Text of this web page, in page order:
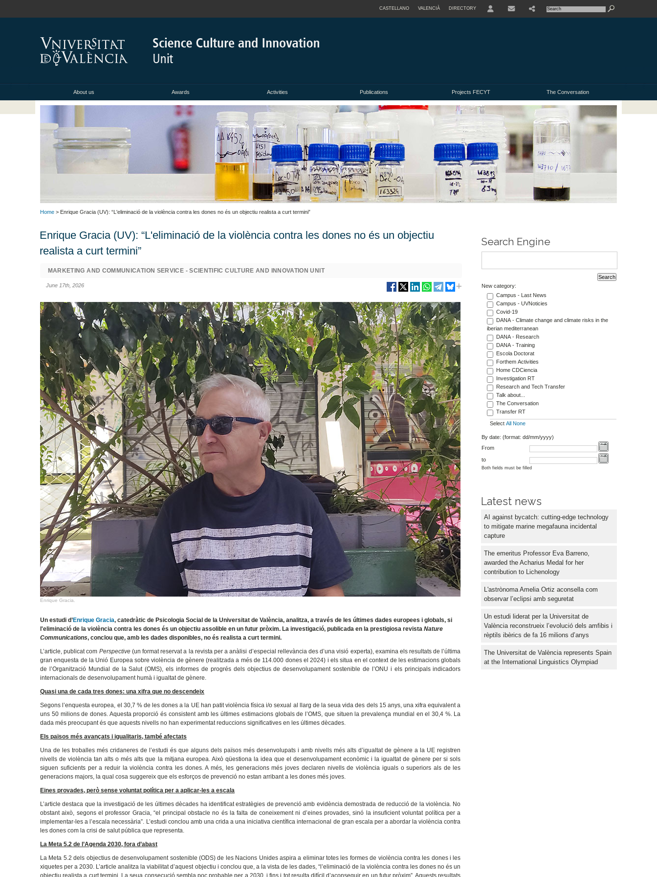
CASTELLANO VALENCIÀ DIRECTORY
About us Awards Activities Publications Projects FECYT The Conversation
Home > Enrique Gracia (UV): “L'eliminació de la violència contra les dones no és un objectiu realista a curt termini”
Enrique Gracia (UV): “L'eliminació de la violència contra les dones no és un objectiu
realista a curt termini”
MARKETING AND COMMUNICATION SERVICE - SCIENTIFIC CULTURE AND INNOVATION UNIT
June 17th, 2026
Enrique Gracia.
Un estudi d’Enrique Gracia, catedràtic de Psicologia Social de la Universitat de València, analitza, a través de les últimes dades europees i globals, si
l'eliminació de la violència contra les dones és un objectiu assolible en un futur pròxim. La investigació, publicada en la prestigiosa revistaNature
Communications, conclou que, amb les dades disponibles, no és realista a curt termini.
L’article, publicat com Perspective (un format reservat a la revista per a anàlisi d’especial rellevància des d’una visió experta), examina els resultats de l’última
gran enquesta de la Unió Europea sobre violència de gènere (realitzada a més de 114.000 dones el 2024) i els situa en el context de les estimacions globals
de l’Organització Mundial de la Salut (OMS), els informes de progrés dels objectius de desenvolupament sostenible de l’ONU i els principals indicadors
internacionals de desenvolupament humà i igualtat de gènere.
Quasi una de cada tres dones: una xifra que no descendeix
Segons l’enquesta europea, el 30,7 % de les dones a la UE han patit violència física i/o sexual al llarg de la seua vida des dels 15 anys, una xifra equivalent a
uns 50 milions de dones. Aquesta proporció és consistent amb les últimes estimacions globals de l’OMS, que situen la prevalença mundial en el 30,4 %. La
dada més preocupant és que aquests nivells no han experimentat reduccions significatives en les últimes dècades.
Els països més avançats i igualitaris, també afectats
Una de les troballes més cridaneres de l’estudi és que alguns dels països més desenvolupats i amb nivells més alts d’igualtat de gènere a la UE registren
nivells de violència tan alts o més alts que la mitjana europea. Això qüestiona la idea que el desenvolupament econòmic i la igualtat de gènere per si sols
siguen suficients per a reduir la violència contra les dones. A més, les generacions més joves declaren nivells de violència iguals o superiors als de les
generacions majors, la qual cosa suggereix que els esforços de prevenció no estan arribant a les dones més joves.
Eines provades, però sense voluntat política per a aplicar-les a escala
L’article destaca que la investigació de les últimes dècades ha identificat estratègies de prevenció amb evidència demostrada de reducció de la violència. No
obstant això, segons el professor Gracia, “el principal obstacle no és la falta de coneixement ni d’eines provades, sinó la insuficient voluntat política per a
implementar-les a l’escala necessària”. L’estudi conclou amb una crida a una iniciativa científica internacional de gran escala per a abordar la violència contra
les dones com la crisi de salut pública que representa.
La Meta 5.2 de l’Agenda 2030, fora d’abast
La Meta 5.2 dels objectius de desenvolupament sostenible (ODS) de les Nacions Unides aspira a eliminar totes les formes de violència contra les dones i les
xiquetes per a 2030. L’article analitza la viabilitat d’aquest objectiu i conclou que, a la vista de les dades, “l’eliminació de la violència contra les dones no és un
objectiu realista a curt termini. La seua consecució sembla poc probable per a 2030, i fins i tot resulta difícil d’aconseguir en un futur pròxim”. Aquests resultats
Search Engine
New category:
Campus - Last News
Campus - UVNoticies
Covid-19
DANA - Climate change and climate risks in the
iberian mediterranean
DANA - Research
DANA - Training
Escola Doctorat
Forthem Activities
Home CDCiencia
Investigation RT
Research and Tech Transfer
Talk about...
The Conversation
Transfer RT
Select All None
By date: (format: dd/mm/yyyy)
From
to
Both fields must be filled
Latest news
AI against bycatch: cutting-edge technology
to mitigate marine megafauna incidental
capture
The emeritus Professor Eva Barreno,
awarded the Acharius Medal for her
contribution to Lichenology
L'astrònoma Amelia Ortiz aconsella com
observar l’eclipsi amb seguretat
Un estudi liderat per la Universitat de
València reconstrueix l’evolució dels amfibis i
rèptils ibèrics de fa 16 milions d’anys
The Universitat de València represents Spain
at the International Linguistics Olympiad